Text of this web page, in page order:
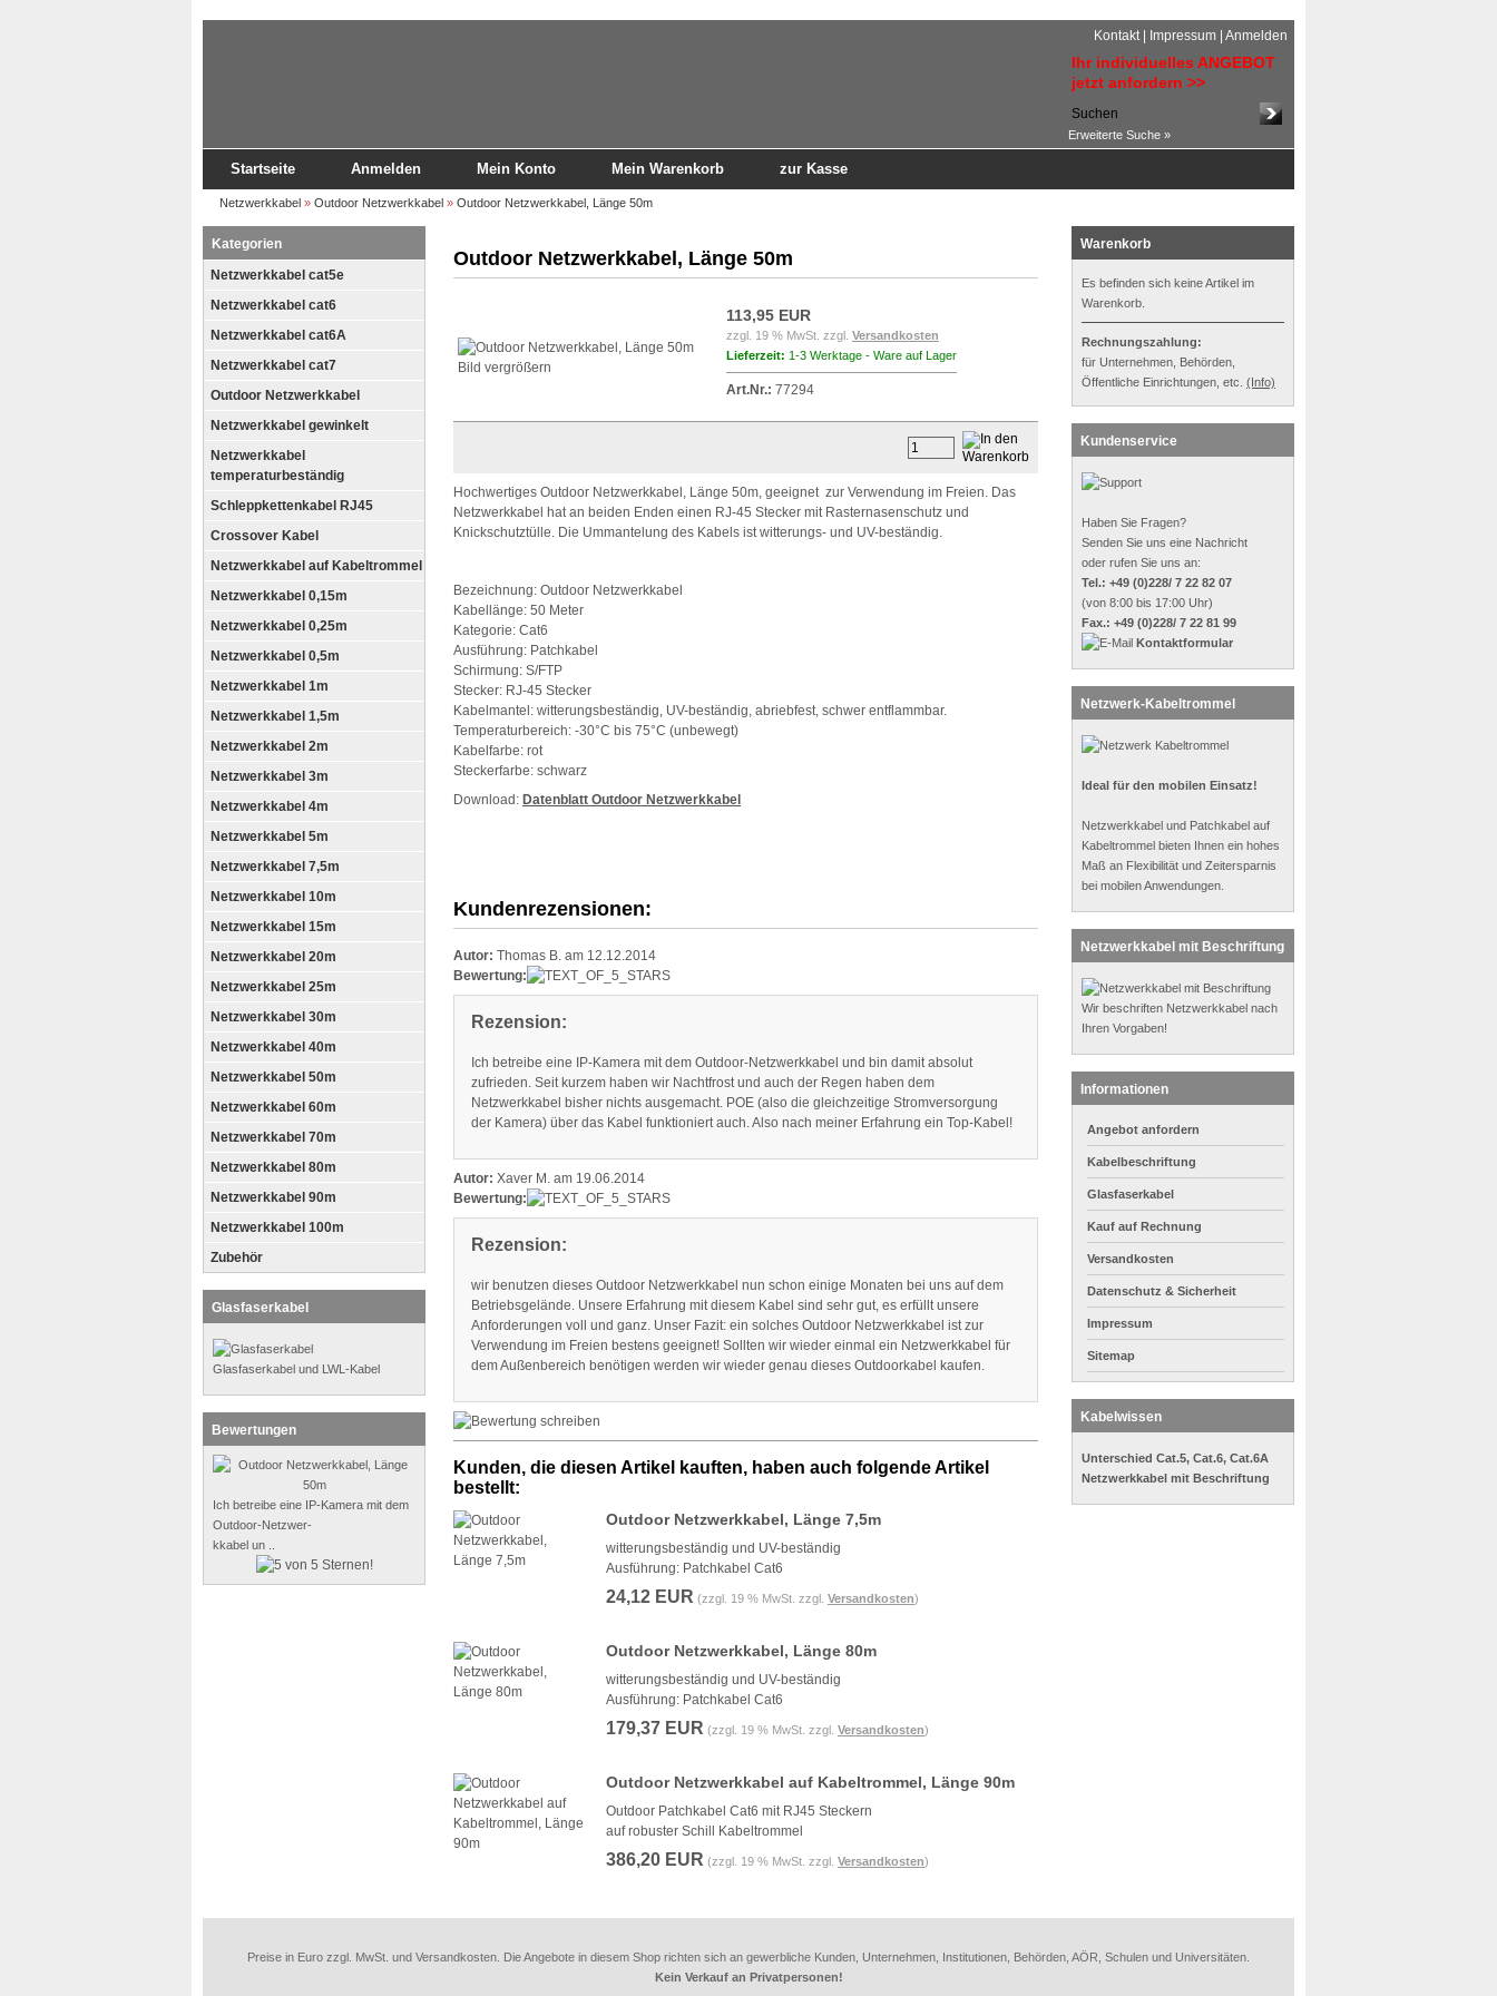
Kontakt| Impressum Anmelden
Ihr individuelles ANGEBOT
jetzt anfordern >>
Erweiterte Suche »
Startseite Anmelden Mein Konto Mein Warenkorb zur Kasse
Netzwerkkabel » Outdoor Netzwerkkabel » Outdoor Netzwerkkabel, Länge 50m
Kategorien
Netzwerkkabel cat5e
Netzwerkkabel cat6
Netzwerkkabel cat6A
Netzwerkkabel cat7
Outdoor Netzwerkkabel
Netzwerkkabel gewinkelt
Netzwerkkabel
temperaturbeständig
Schleppkettenkabel RJ45
Crossover Kabel
Netzwerkkabel auf Kabeltrommel
Netzwerkkabel 0,15m
Netzwerkkabel 0,25m
Netzwerkkabel 0,5m
Netzwerkkabel 1m
Netzwerkkabel 1,5m
Netzwerkkabel 2m
Netzwerkkabel 3m
Netzwerkkabel 4m
Netzwerkkabel 5m
Netzwerkkabel 7,5m
Netzwerkkabel 10m
Netzwerkkabel 15m
Netzwerkkabel 20m
Netzwerkkabel 25m
Netzwerkkabel 30m
Netzwerkkabel 40m
Netzwerkkabel 50m
Netzwerkkabel 60m
Netzwerkkabel 70m
Netzwerkkabel 80m
Netzwerkkabel 90m
Netzwerkkabel 100m
Zubehör
Glasfaserkabel
Glasfaserkabel und LWL-Kabel
Bewertungen
Ich betreibe eine IP-Kamera mit dem
Outdoor-Netzwer-
kkabel un ..
Outdoor Netzwerkkabel, Länge 50m
Bild vergrößern
113,95 EUR
zzgl. 19 % MwSt. zzgl. Versandkosten
Lieferzeit: 1-3 Werktage - Ware auf Lager
Art.Nr.: 77294
Hochwertiges Outdoor Netzwerkkabel, Länge 50m, geeignet zur Verwendung im Freien. Das
Netzwerkkabel hat an beiden Enden einen RJ-45 Stecker mit Rasternasenschutz und
Knickschutztülle. Die Ummantelung des Kabels ist witterungs- und UV-beständig.
Bezeichnung: Outdoor Netzwerkkabel
Kabellänge: 50 Meter
Kategorie: Cat6
Ausführung: Patchkabel
Schirmung: S/FTP
Stecker: RJ-45 Stecker
Kabelmantel: witterungsbeständig, UV-beständig, abriebfest, schwer entflammbar.
Temperaturbereich: -30°C bis 75°C (unbewegt)
Kabelfarbe: rot
Steckerfarbe: schwarz
Download: Datenblatt Outdoor Netzwerkkabel
Kundenrezensionen:
Autor: Thomas B. am 12.12.2014
Bewertung:
Rezension:
Ich betreibe eine IP-Kamera mit dem Outdoor-Netzwerkkabel und bin damit absolut
zufrieden. Seit kurzem haben wir Nachtfrost und auch der Regen haben dem
Netzwerkkabel bisher nichts ausgemacht. POE (also die gleichzeitige Stromversorgung
der Kamera) über das Kabel funktioniert auch. Also nach meiner Erfahrung ein Top-Kabel!
Autor: Xaver M. am 19.06.2014
Bewertung:
Rezension:
wir benutzen dieses Outdoor Netzwerkkabel nun schon einige Monaten bei uns auf dem
Betriebsgelände. Unsere Erfahrung mit diesem Kabel sind sehr gut, es erfüllt unsere
Anforderungen voll und ganz. Unser Fazit: ein solches Outdoor Netzwerkkabel ist zur
Verwendung im Freien bestens geeignet! Sollten wir wieder einmal ein Netzwerkkabel für
dem Außenbereich benötigen werden wir wieder genau dieses Outdoorkabel kaufen.
Kunden, die diesen Artikel kauften, haben auch folgende Artikel
bestellt:
Outdoor Netzwerkkabel, Länge 7,5m
witterungsbeständig und UV-beständig
Ausführung: Patchkabel Cat6
24,12 EUR (zzgl. 19 % MwSt. zzgl. Versandkosten)
Outdoor Netzwerkkabel, Länge 80m
witterungsbeständig und UV-beständig
Ausführung: Patchkabel Cat6
179,37 EUR (zzgl. 19 % MwSt. zzgl. Versandkosten)
Outdoor Netzwerkkabel auf Kabeltrommel, Länge 90m
Outdoor Patchkabel Cat6 mit RJ45 Steckern
auf robuster Schill Kabeltrommel
386,20 EUR (zzgl. 19 % MwSt. zzgl. Versandkosten)
Warenkorb
Es befinden sich keine Artikel im
Warenkorb.
Rechnungszahlung:
für Unternehmen, Behörden,
Öffentliche Einrichtungen, etc. (Info)
Kundenservice
Haben Sie Fragen?
Senden Sie uns eine Nachricht
oder rufen Sie uns an:
Tel.: +49 (0)228/ 7 22 82 07
(von 8:00 bis 17:00 Uhr)
Fax.: +49 (0)228/ 7 22 81 99
Kontaktformular
Netzwerk-Kabeltrommel
Ideal für den mobilen Einsatz!
Netzwerkkabel und Patchkabel auf
Kabeltrommel bieten Ihnen ein hohes
Maß an Flexibilität und Zeitersparnis
bei mobilen Anwendungen.
Netzwerkkabel mit Beschriftung
Wir beschriften Netzwerkkabel nach
Ihren Vorgaben!
Informationen
Angebot anfordern
Kabelbeschriftung
Glasfaserkabel
Kauf auf Rechnung
Versandkosten
Datenschutz & Sicherheit
Impressum
Sitemap
Kabelwissen
Unterschied Cat.5, Cat.6, Cat.6A
Netzwerkkabel mit Beschriftung
Preise in Euro zzgl. MwSt. und Versandkosten. Die Angebote in diesem Shop richten sich an gewerbliche Kunden, Unternehmen, Institutionen, Behörden, AÖR, Schulen und Universitäten.
Kein Verkauf an Privatpersonen!